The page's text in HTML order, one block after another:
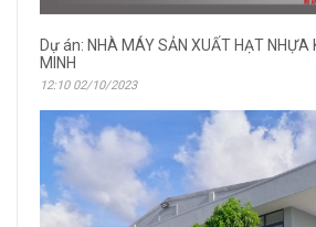
Dự án: NHÀ MÁY SẢN XUẤT HẠT NHỰA
MINH
12:10 02/10/2023